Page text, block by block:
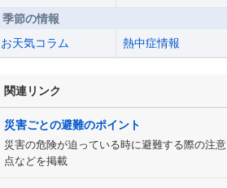
季節の情報
お天気コラム
熱中症情報
関連リンク
災害ごとの避難のポイント
災害の危険が迫っている時に避難する際の注意
点などを掲載